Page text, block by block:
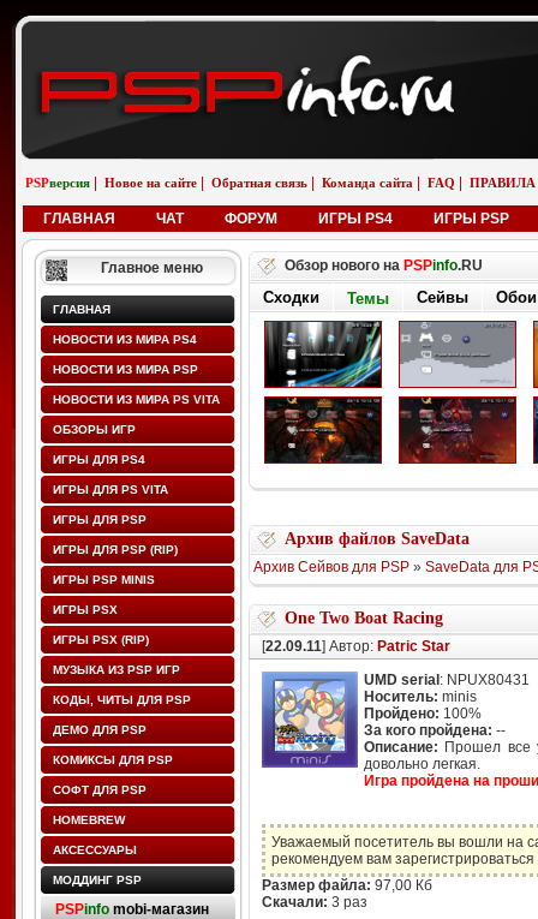
PSPверсия Новое на сайте Обратная связь Команда сайта FAQ ПРАВИЛА
ГЛАВНАЯ ЧАТ ФОРУМ ИГРЫ PS4 ИГРЫ PSP
Главное меню
ГЛАВНАЯ
НОВОСТИ ИЗ МИРА PS4
НОВОСТИ ИЗ МИРА PSP
НОВОСТИ ИЗ МИРА PS VITA
ОБЗОРЫ ИГР
ИГРЫ ДЛЯ PS4
ИГРЫ ДЛЯ PS VITA
ИГРЫ ДЛЯ PSP
ИГРЫ ДЛЯ PSP (RIP)
ИГРЫ PSP MINIS
ИГРЫ PSX
ИГРЫ PSX (RIP)
МУЗЫКА ИЗ PSP ИГР
КОДЫ, ЧИТЫ ДЛЯ PSP
ДЕМО ДЛЯ PSP
КОМИКСЫ ДЛЯ PSP
СОФТ ДЛЯ PSP
HOMEBREW
АКСЕССУАРЫ
МОДДИНГ PSP
PSPinfo mobi-магазин
Обзор нового на PSPinfo.RU
Сходки Темы Сейвы Обои
Архив файлов SaveData
Архив Сейвов для PSP» SaveData для
One Two Boat Racing
[22.09.11] Автор: Patric Star
UMD serial : NPUX80431
Носитель: minis
Пройдено: 100%
За кого пройдена: --
Описание: Прошел все
довольно легкая.
Игра пройдена на
Уважаемый посетитель вы вошли на
рекомендуем вам
Размер файла: 97,00 Кб
Скачали: 3 раз